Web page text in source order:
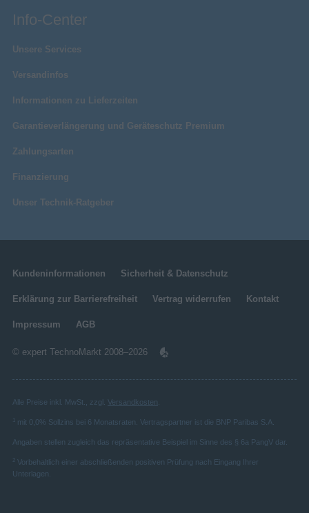
Info-Center
Unsere Services
Versandinfos
Informationen zu Lieferzeiten
Garantieverlängerung und Geräteschutz Premium
Zahlungsarten
Finanzierung
Unser Technik-Ratgeber
Kundeninformationen Sicherheit & Datenschutz
Erklärung zur Barrierefreiheit Vertrag widerrufen Kontakt
Impressum AGB
© expert TechnoMarkt 2008–2026
Alle Preise inkl. MwSt., zzgl. Versandkosten
mit 0,0% Sollzins bei 6 Monatsraten. Vertragspartner ist die BNP Paribas S.A.
Angaben stellen zugleich das repräsentative Beispiel im Sinne des § 6a PangV dar.
2 Vorbehaltlich einer abschließenden positiven Prüfung nach Eingang Ihrer
Unterlagen.